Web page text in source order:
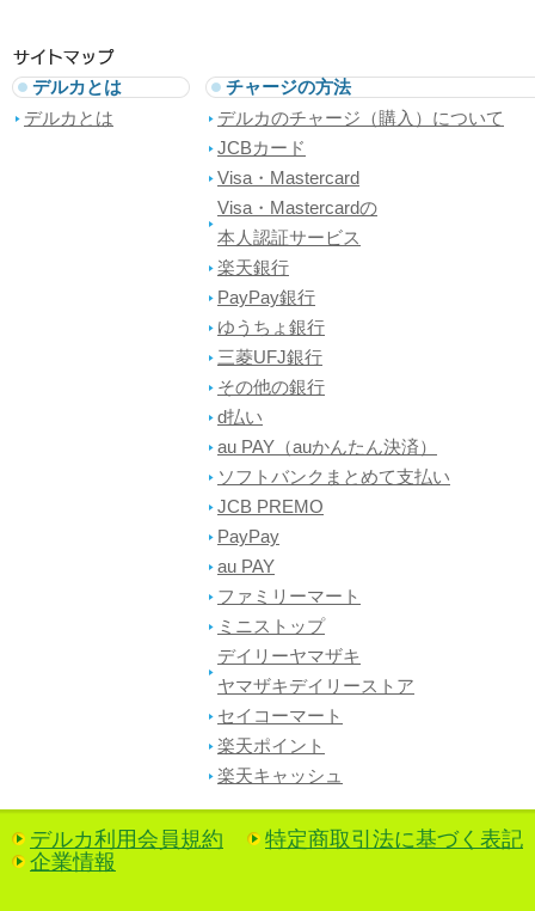
デルカとは
デルカとは
チャージの方法
デルカのチャージ（購入）について
JCBカード
Visa・Mastercard
Visa・Mastercardの
本人認証サービス
楽天銀行
PayPay銀行
ゆうちょ銀行
三菱UFJ銀行
その他の銀行
d払い
au PAY（auかんたん決済）
ソフトバンクまとめて支払い
JCB PREMO
PayPay
au PAY
ファミリーマート
ミニストップ
デイリーヤマザキ
ヤマザキデイリーストア
セイコーマート
楽天ポイント
楽天キャッシュ
デルカ利用会員規約
特定商取引法に基づく表記
企業情報